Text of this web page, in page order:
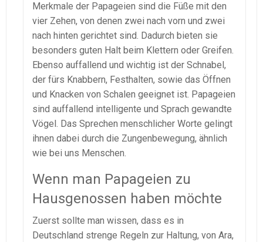
Merkmale der Papageien sind die Füße mit den
vier Zehen, von denen zwei nach vorn und zwei
nach hinten gerichtet sind. Dadurch bieten sie
besonders guten Halt beim Klettern oder Greifen.
Ebenso auffallend und wichtig ist der Schnabel,
der fürs Knabbern, Festhalten, sowie das Öffnen
und Knacken von Schalen geeignet ist. Papageien
sind auffallend intelligente und Sprach gewandte
Vögel. Das Sprechen menschlicher Worte gelingt
ihnen dabei durch die Zungenbewegung, ähnlich
wie bei uns Menschen.
Wenn man Papageien zu
Hausgenossen haben möchte
Zuerst sollte man wissen, dass es in
Deutschland strenge Regeln zur Haltung, von Ara,